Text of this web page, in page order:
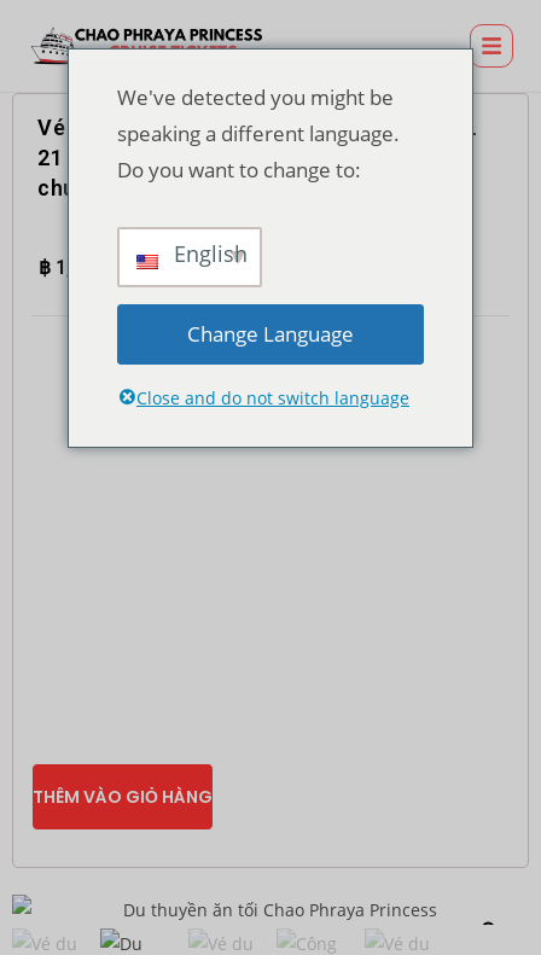
Vé du thuyền ăn tối tại Bến tàu TERMINAL
21 Rama 3 với dịch vụ đưa đón khứ hồi
chung – Buffet quốc tế
฿ 1,400.00 Tổng cộng
THÊM VÀO GIỎ HÀNG
We've detected you might be
speaking a different language.
Do you want to change to:
English
Change Language
Close and do not switch language